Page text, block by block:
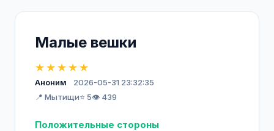
Малые вешки
★★★★★
Аноним
2026-05-31 23:32:35
📍 Мытищи⭐ 5👁️ 439
Положительные стороны